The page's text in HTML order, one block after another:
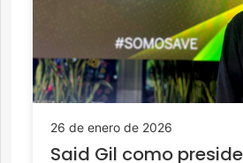
26 de enero de 2026
Said Gil como